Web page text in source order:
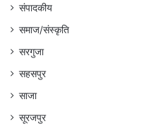
संपादकीय
समाज/संस्कृति
सरगुजा
सहसपुर
साजा
सूरजपुर